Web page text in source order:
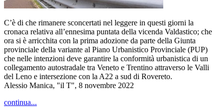
C’è di che rimanere sconcertati nel leggere in questi giorni la
cronaca relativa all’ennesima puntata della vicenda Valdastico; che
ora si è arricchita con la prima adozione da parte della Giunta
provinciale della variante al Piano Urbanistico Provinciale (PUP)
che nelle intenzioni deve garantire la conformità urbanistica di un
collegamento autostradale tra Veneto e Trentino attraverso le Valli
del Leno e intersezione con la A22 a sud di Rovereto.
Alessio Manica, "il T", 8 novembre 2022
continua...